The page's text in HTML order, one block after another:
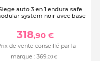
auto 3 en 1 endura safe
system noir avec base
318,90 €
de vente conseillé par la
marque : 369,00 €